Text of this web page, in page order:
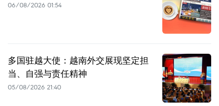
06/08/2026 01:54
多国驻越大使：越南外交展现坚定担
当、自强与责任精神
05/08/2026 21:40